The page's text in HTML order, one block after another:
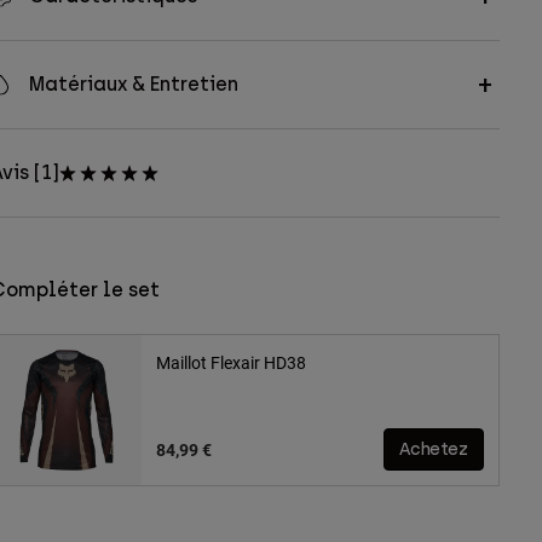
Matériaux & Entretien
[1]
le set
Maillot Flexair HD38
84,99 € Achetez